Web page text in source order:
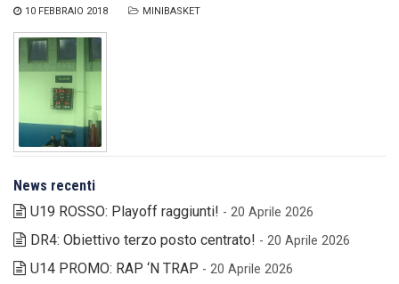
10 FEBBRAIO 2018 MINIBASKET
News recenti
U19 ROSSO: Playoff raggiunti! - 20 Aprile 2026
DR4: Obiettivo terzo posto centrato! - 20 Aprile 2026
U14 PROMO: RAP ‘N TRAP - 20 Aprile 2026